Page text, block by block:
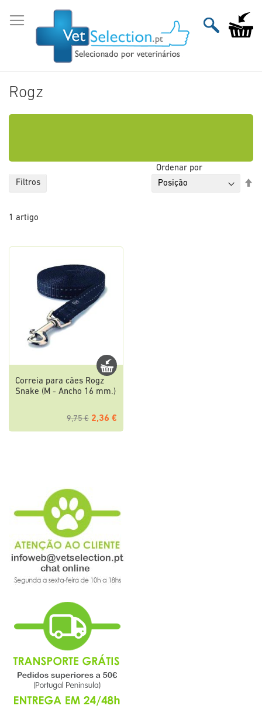
para
Conteúdo
O Meu
Rogz
1 artigo
Ordenar por
Correia para cães Rogz
Snake (M - Ancho 16 mm.)
9,75 € 2,36 €
Filtros